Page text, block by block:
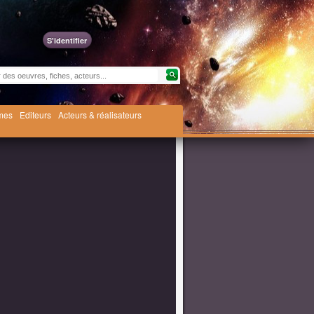
S'identifier
Editeurs Acteurs & réalisateurs